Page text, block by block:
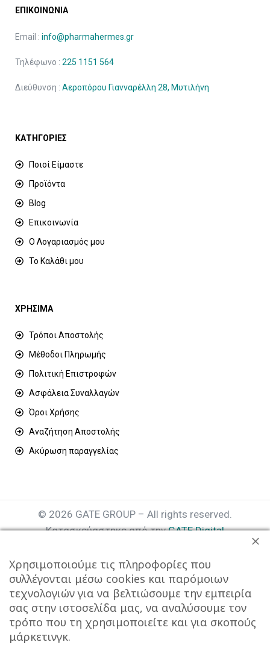
ΕΠΙΚΟΙΝΩΝΙΑ
Email : info@pharmahermes.gr
Τηλέφωνο : 225 1151 564
Διεύθυνση : Αεροπόρου Γιανναρέλλη 28, Μυτιλήνη
ΚΑΤΗΓΟΡΙΕΣ
Ποιοί Είμαστε
Προϊόντα
Blog
Επικοινωνία
Ο Λογαριασμός μου
Το Καλάθι μου
ΧΡΗΣΙΜΑ
Τρόποι Αποστολής
Μέθοδοι Πληρωμής
Πολιτική Επιστροφών
Ασφάλεια Συναλλαγών
Όροι Χρήσης
Αναζήτηση Αποστολής
Ακύρωση παραγγελίας
© 2026 GATE GROUP – All rights reserved.
Κατασκεύαστηκε από τηνGATE Digital
Αριθμός Γ.Ε.ΜΗ. : 077935642000
Χρησιμοποιούμε τις πληροφορίες που
συλλέγονται μέσω cookies και παρόμοιων
τεχνολογιών για να βελτιώσουμε την εμπειρία
σας στην ιστοσελίδα μας, να αναλύσουμε τον
τρόπο που τη χρησιμοποιείτε και για σκοπούς
μάρκετινγκ.